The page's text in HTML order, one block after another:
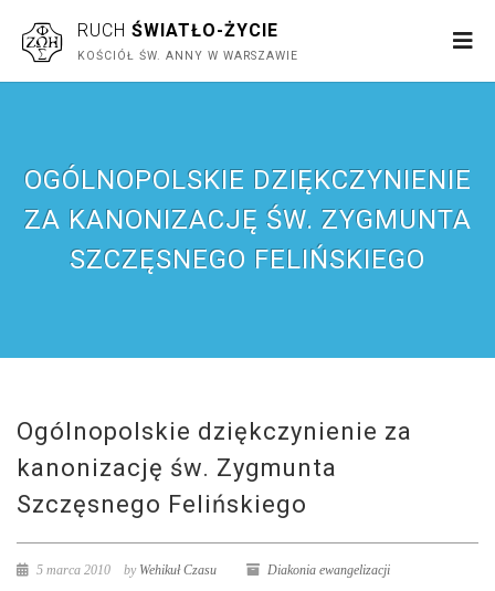
RUCH ŚWIATŁO-ŻYCIE
KOŚCIÓŁ ŚW. ANNY W WARSZAWIE
OGÓLNOPOLSKIE DZIĘKCZYNIENIE
ZA KANONIZACJĘ ŚW. ZYGMUNTA
SZCZĘSNEGO FELIŃSKIEGO
Ogólnopolskie dziękczynienie za
kanonizację św. Zygmunta
Szczęsnego Felińskiego
5 marca 2010 by Wehikuł Czasu Diakonia ewangelizacji